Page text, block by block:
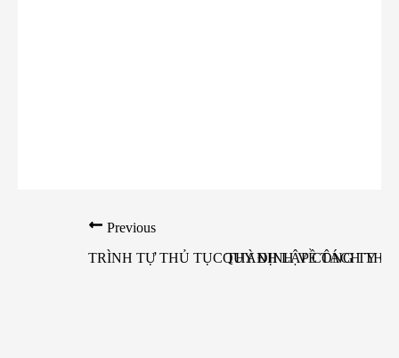
Previous
TRÌNH TỰ THỦ TỤC THÀNH LẬP CÔNG TY
QUY ĐỊNH VỀ TÁCH